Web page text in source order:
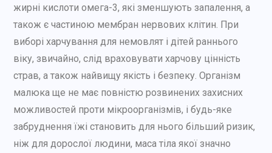
жирні кислоти омега-3, які зменшують запалення, а
також є частиною мембран нервових клітин. При
виборі харчування для немовлят і дітей раннього
віку, звичайно, слід враховувати харчову цінність
страв, а також найвищу якість і безпеку. Організм
малюка ще не має повністю розвинених захисних
можливостей проти мікроорганізмів, і будь-яке
забруднення їжі становить для нього більший ризик,
ніж для дорослої людини, маса тіла якої значно